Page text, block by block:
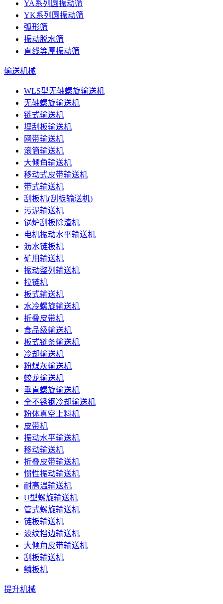
YA系列圆振动筛
YK系列圆振动筛
弧形筛
振动脱水筛
直线等厚振动筛
输送机械
WLS型无轴螺旋输送机
无轴螺旋输送机
链式输送机
埋刮板输送机
网带输送机
滚筒输送机
大倾角输送机
移动式皮带输送机
带式输送机
刮板机(刮板输送机)
污泥输送机
锅炉刮板除渣机
电机振动水平输送机
沥水链板机
矿用输送机
振动整列输送机
拉链机
板式输送机
水冷螺旋输送机
折叠皮带机
食品级输送机
板式链条输送机
冷却输送机
粉煤灰输送机
蛟龙输送机
垂直螺旋输送机
全不锈钢冷却输送机
粉体真空上料机
皮带机
振动水平输送机
移动输送机
折叠皮带输送机
惯性振动输送机
耐高温输送机
U型螺旋输送机
管式螺旋输送机
链板输送机
波纹挡边输送机
大倾角皮带输送机
刮板输送机
鳞板机
提升机械